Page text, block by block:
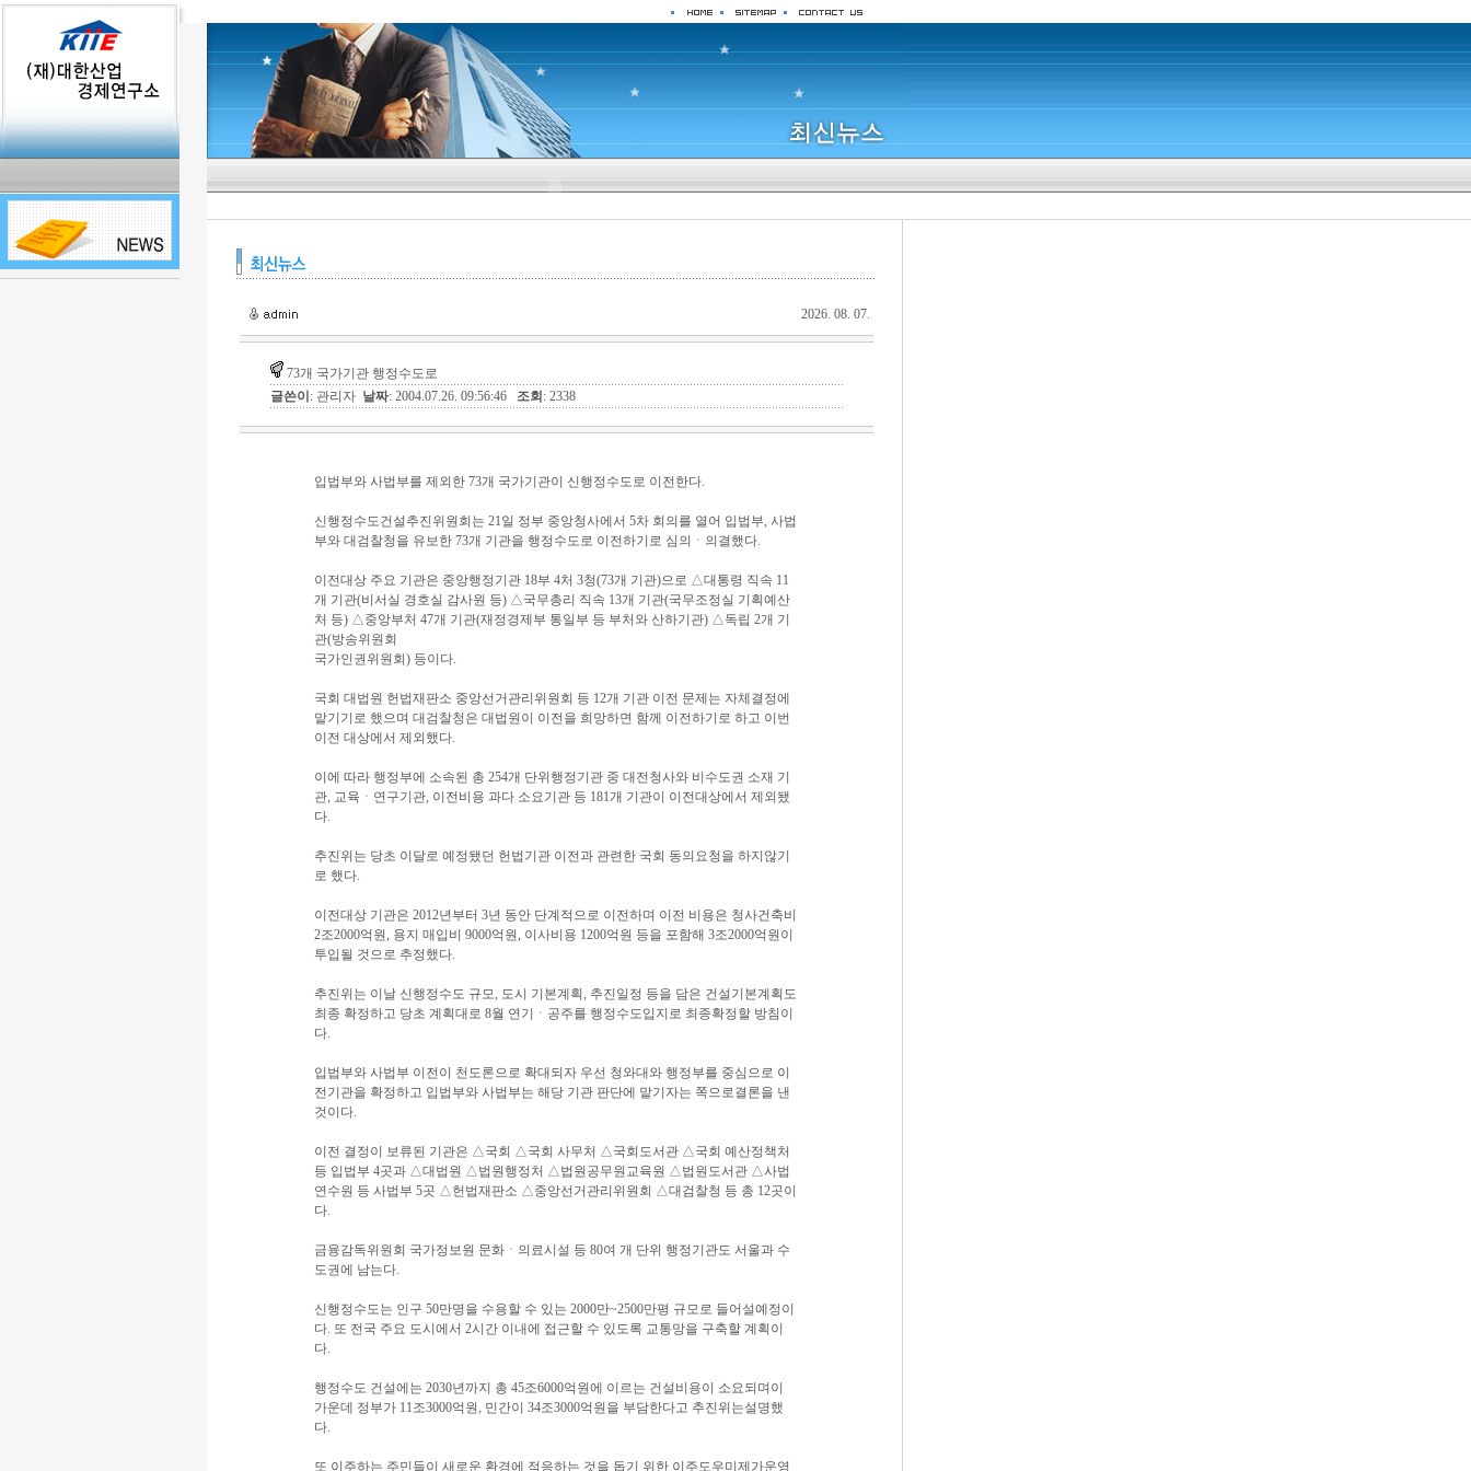
2026. 08. 07.
73개 국가기관 행정수도로
글쓴이 : 관리자 날짜: 2004.07.26. 09:56:46 조회 : 2338
입법부와 사법부를 제외한 73개 국가기관이 신행정수도로 이전한다.
신행정수도건설추진위원회는 21일 정부 중앙청사에서 5차 회의를 열어 입법부, 사법
부와 대검찰청을 유보한 73개 기관을 행정수도로 이전하기로 심의ㆍ의결했다.
이전대상 주요 기관은 중앙행정기관 18부 4처 3청(73개 기관)으로 △대통령 직속 11
개 기관(비서실 경호실 감사원 등) △국무총리 직속 13개 기관(국무조정실 기획예산
처 등) △중앙부처 47개 기관(재정경제부 통일부 등 부처와 산하기관) △독립 2개 기
관(방송위원회
국가인권위원회) 등이다.
국회 대법원 헌법재판소 중앙선거관리위원회 등 12개 기관 이전 문제는 자체결정에
맡기기로 했으며 대검찰청은 대법원이 이전을 희망하면 함께 이전하기로 하고 이번
이전 대상에서 제외했다.
이에 따라 행정부에 소속된 총 254개 단위행정기관 중 대전청사와 비수도권 소재 기
관, 교육ㆍ연구기관, 이전비용 과다 소요기관 등 181개 기관이 이전대상에서 제외됐
다.
추진위는 당초 이달로 예정됐던 헌법기관 이전과 관련한 국회 동의요청을 하지않기
로 했다.
이전대상 기관은 2012년부터 3년 동안 단계적으로 이전하며 이전 비용은 청사건축비
2조2000억원, 용지 매입비 9000억원, 이사비용 1200억원 등을 포함해 3조2000억원이
투입될 것으로 추정했다.
추진위는 이날 신행정수도 규모, 도시 기본계획, 추진일정 등을 담은 건설기본계획도
최종 확정하고 당초 계획대로 8월 연기ㆍ공주를 행정수도입지로 최종확정할 방침이
다.
입법부와 사법부 이전이 천도론으로 확대되자 우선 청와대와 행정부를 중심으로 이
전기관을 확정하고 입법부와 사법부는 해당 기관 판단에 맡기자는 쪽으로결론을 낸
것이다.
이전 결정이 보류된 기관은 △국회 △국회 사무처 △국회도서관 △국회 예산정책처
등 입법부 4곳과 △대법원 △법원행정처 △법원공무원교육원 △법원도서관 △사법
연수원 등 사법부 5곳 △헌법재판소 △중앙선거관리위원회 △대검찰청 등 총 12곳이
다.
금융감독위원회 국가정보원 문화ㆍ의료시설 등 80여 개 단위 행정기관도 서울과 수
도권에 남는다.
신행정수도는 인구 50만명을 수용할 수 있는 2000만~2500만평 규모로 들어설예정이
다. 또 전국 주요 도시에서 2시간 이내에 접근할 수 있도록 교통망을 구축할 계획이
다.
행정수도 건설에는 2030년까지 총 45조6000억원에 이르는 건설비용이 소요되며이
가운데 정부가 11조3000억원, 민간이 34조3000억원을 부담한다고 추진위는설명했
다.
또 이주하는 주민들이 새로운 환경에 적응하는 것을 돕기 위한 이주도우미제가운영